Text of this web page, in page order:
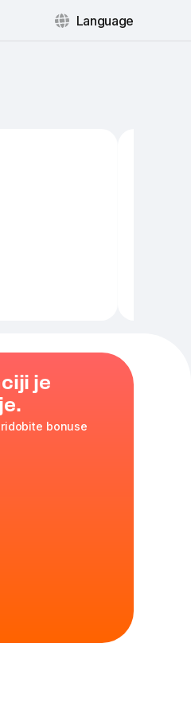
Language
je
bonuse